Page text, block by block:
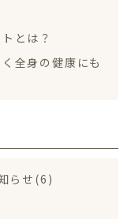
とは？
全身の健康にも
らせ(6)